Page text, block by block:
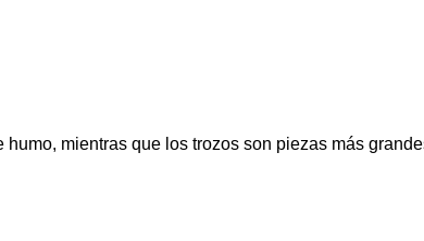
mientras que los trozos son piezas más